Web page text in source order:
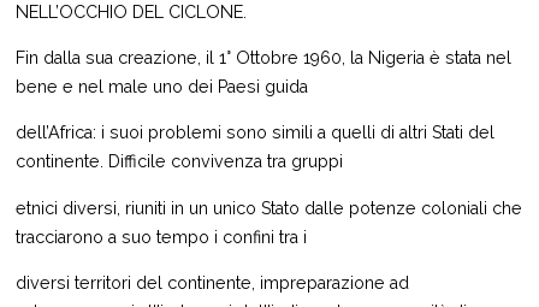
NELL’OCCHIO DEL CICLONE.
Fin dalla sua creazione, il 1° Ottobre 1960, la Nigeria è stata nel
bene e nel male uno dei Paesi guida
dell’Africa: i suoi problemi sono simili a quelli di altri Stati del
continente. Difficile convivenza tra gruppi
etnici diversi, riuniti in un unico Stato dalle potenze coloniali che
tracciarono a suo tempo i confini tra i
diversi territori del continente, impreparazione ad